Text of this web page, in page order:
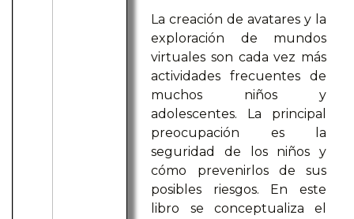
La creación de avatares y la
exploración de mundos
virtuales son cada vez más
actividades frecuentes de
muchos niños y
adolescentes. La principal
preocupación es la
seguridad de los niños y
cómo prevenirlos de sus
posibles riesgos. En este
libro se conceptualiza el